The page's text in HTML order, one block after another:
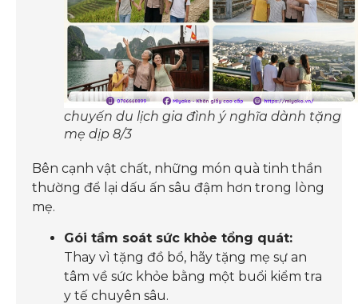
chuyến du lịch gia đình ý nghĩa dành tặng
mẹ dịp 8/3
Bên cạnh vật chất, những món quà tinh thần
thường để lại dấu ấn sâu đậm hơn trong lòng
mẹ.
Gói tầm soát sức khỏe tổng quát:
Thay vì tặng đồ bổ, hãy tặng mẹ sự an
tâm về sức khỏe bằng một buổi kiểm tra
y tế chuyên sâu.